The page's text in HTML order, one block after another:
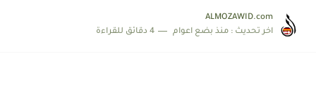
ALMOZAWID.com
اخر تحديث : منذ بضع اعوام 4 دقائق للقراءة